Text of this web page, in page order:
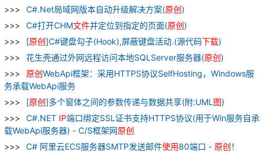
C#.Net局域网版本自动升级解决方案(原创)
C#打开CHM文件并定位到指定的页面(原创)
[原创]C#键盘勾子(Hook),屏蔽键盘活动.(源代码下载)
花生壳通过外网远程访问本地SQLServer服务器(原创)
原创WebApi框架：采用HTTPS协议SelfHosting，Windows服
务承载WebApi服务
[原创]多个窗体之间的参数传递与数据共享(附:UML 图)
C#.NET IP端口绑定SSL证书支持HTTPS协议(用于Win服务自承
载WebApi服务器) - C/S框架网原创
C# 阿里云ECS服务器SMTP发送邮件使用80端口 - 原创！